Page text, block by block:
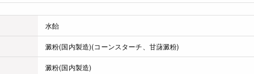
水飴
澱粉(国内製造)(コーンスターチ、甘藷澱粉)
澱粉(国内製造)